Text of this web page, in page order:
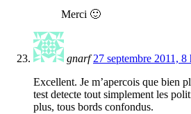
Merci 🙂
gnarf 27 septembre 2011, 8
Excellent. Je m’apercois que bien
test detecte tout simplement les
plus, tous bords confondus.